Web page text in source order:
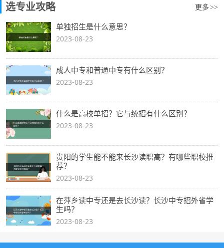
选专业攻略 更多 >>
单独招生是什么意思？
2023-08-23
成人中专和普通中专有什么区别？
2023-08-23
什么是高校单招？它与统招有什么区别？
2023-08-23
贵阳的学生能不能来长沙读职高？有哪些职校推
荐？
2023-08-23
在萍乡读中专还是去长沙读？长沙中专招外省学
生吗？
2023-08-23